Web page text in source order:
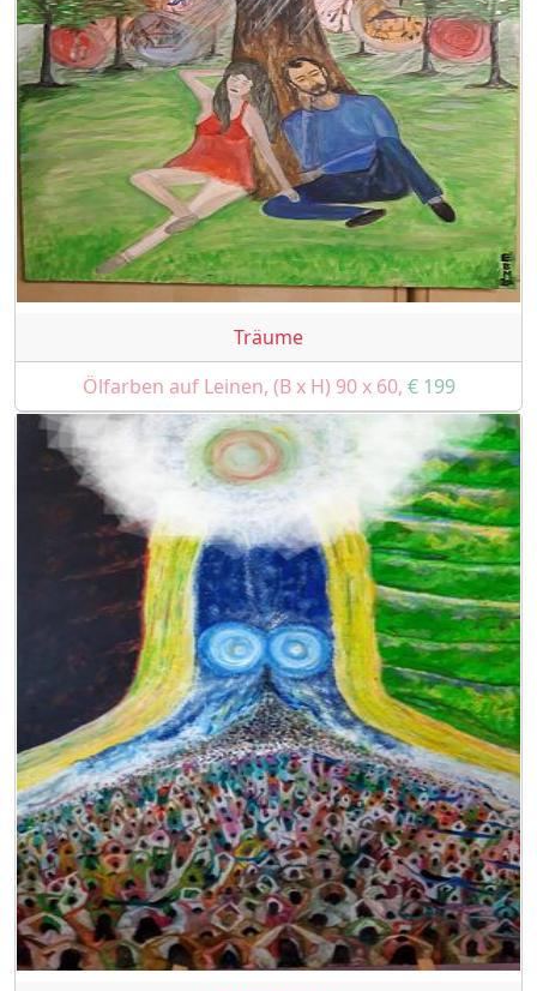
Träume
Ölfarben auf Leinen, (B x H) 90 x 60, € 199